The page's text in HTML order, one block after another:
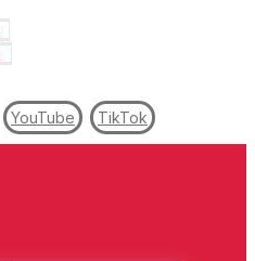
YouTube TikTok